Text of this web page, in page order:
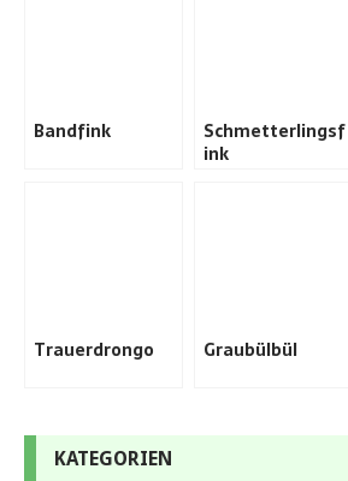
Bandfink
Schmetterlingsf
ink
Trauerdrongo Graubülbül
KATEGORIEN